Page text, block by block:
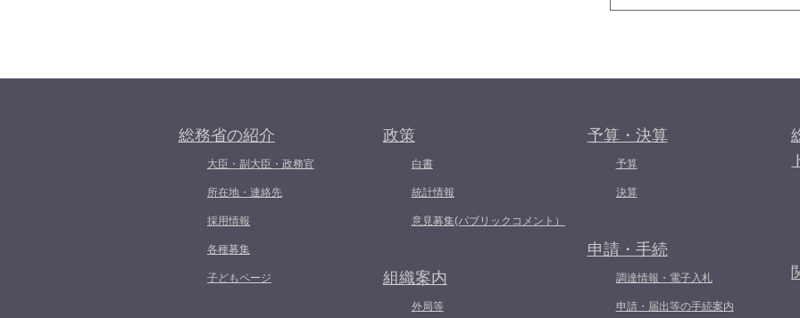
総務省の紹介
大臣・副大臣・政務官
所在地・連絡先
採用情報
各種募集
子どもページ
政策
白書
統計情報
意見募集(パブリックコメント）
組織案内
外局等
予算・決算
予算
決算
申請・手続
調達情報・電子入札
申請・届出等の手続案内